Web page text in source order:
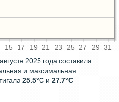
15 17 19 21 23 25 27 29 31
2025 года составила
и максимальная
25.5°C и 27.7°C